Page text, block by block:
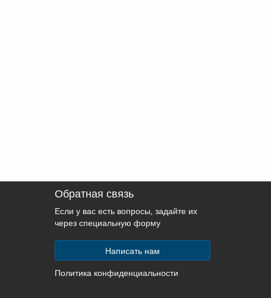
Обратная связь
Если у вас есть вопросы, задайте их
через специальную форму
Написать нам
Политика конфиденциальности